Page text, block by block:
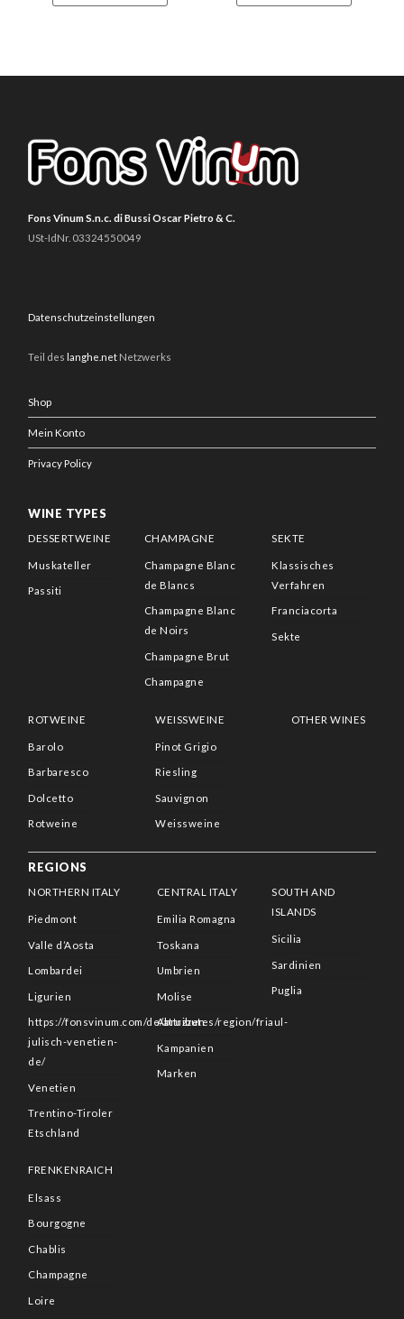
Fons Vinum S.n.c. di Bussi Oscar Pietro & C.
USt-IdNr. 03324550049
Datenschutzeinstellungen
Teil des langhe.net Netzwerks
Shop
Mein Konto
Privacy Policy
WINE TYPES
DESSERTWEINE
Muskateller
Passiti
CHAMPAGNE
Champagne Blanc
de Blancs
Champagne Blanc
de Noirs
Champagne Brut
Champagne
SEKTE
Klassisches
Verfahren
Franciacorta
Sekte
ROTWEINE
Barolo
Barbaresco
Dolcetto
Rotweine
WEISSWEINE
Pinot Grigio
Riesling
Sauvignon
Weissweine
OTHER WINES
REGIONS
NORTHERN ITALY
Piedmont
Valle d’Aosta
Lombardei
Ligurien
https://fonsvinum.com/de/attributes/region/friaul-
julisch-venetien-
de/
Venetien
Trentino-Tiroler
Etschland
CENTRAL ITALY
Emilia Romagna
Toskana
Umbrien
Molise
Abruzzen
Kampanien
Marken
SOUTH AND
ISLANDS
Sicilia
Sardinien
Puglia
FRENKENRAICH
Elsass
Bourgogne
Chablis
Champagne
Loire